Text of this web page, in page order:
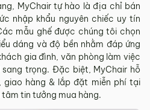
MyChair tự hào là địa chỉ bán
nhập khẩu nguyên chiếc uy tín
mẫu ghế được chúng tôi chọn
dáng và độ bền nhằm đáp ứng
gia đình, văn phòng làm việc
trọng. Đặc biệt, MyChair hỗ
hàng & lắp đặt miễn phí tại
tin tưởng mua hàng.